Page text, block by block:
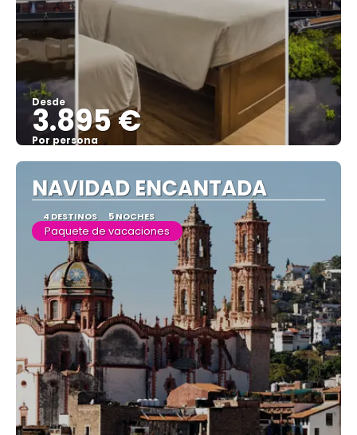
Desde
3.895 €
Por persona
Ver
NAVIDAD ENCANTADA
4 DESTINOS 5 NOCHES
Paquete de vacaciones